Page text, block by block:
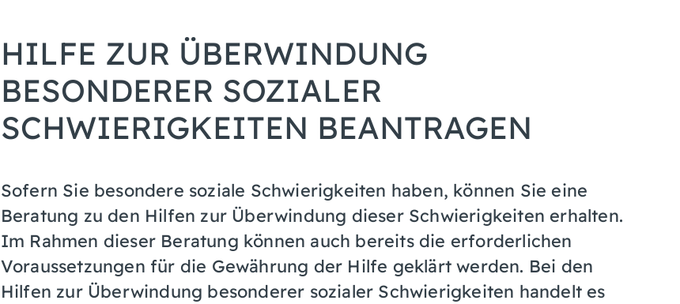
HILFE ZUR ÜBERWINDUNG
BESONDERER SOZIALER
SCHWIERIGKEITEN BEANTRAGEN
Sofern Sie besondere soziale Schwierigkeiten haben, können Sie eine
Beratung zu den Hilfen zur Überwindung dieser Schwierigkeiten erhalten.
Im Rahmen dieser Beratung können auch bereits die erforderlichen
Voraussetzungen für die Gewährung der Hilfe geklärt werden. Bei den
Hilfen zur Überwindung besonderer sozialer Schwierigkeiten handelt es